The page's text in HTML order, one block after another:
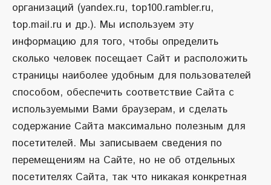
организаций (yandex.ru, top100.rambler.ru,
top.mail.ru и др.). Мы используем эту
информацию для того, чтобы определить
сколько человек посещает Сайт и расположить
страницы наиболее удобным для пользователей
способом, обеспечить соответствие Сайта с
используемыми Вами браузерам, и сделать
содержание Сайта максимально полезным для
посетителей. Мы записываем сведения по
перемещениям на Сайте, но не об отдельных
посетителях Сайта, так что никакая конкретная